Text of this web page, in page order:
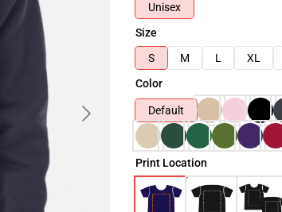
Unisex
Size
S
M L XL
Color
Default
Print Location